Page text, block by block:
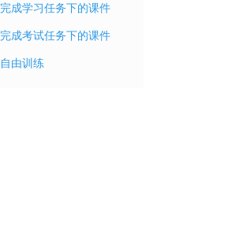
完成学习任务下的课件
完成考试任务下的课件
自由训练